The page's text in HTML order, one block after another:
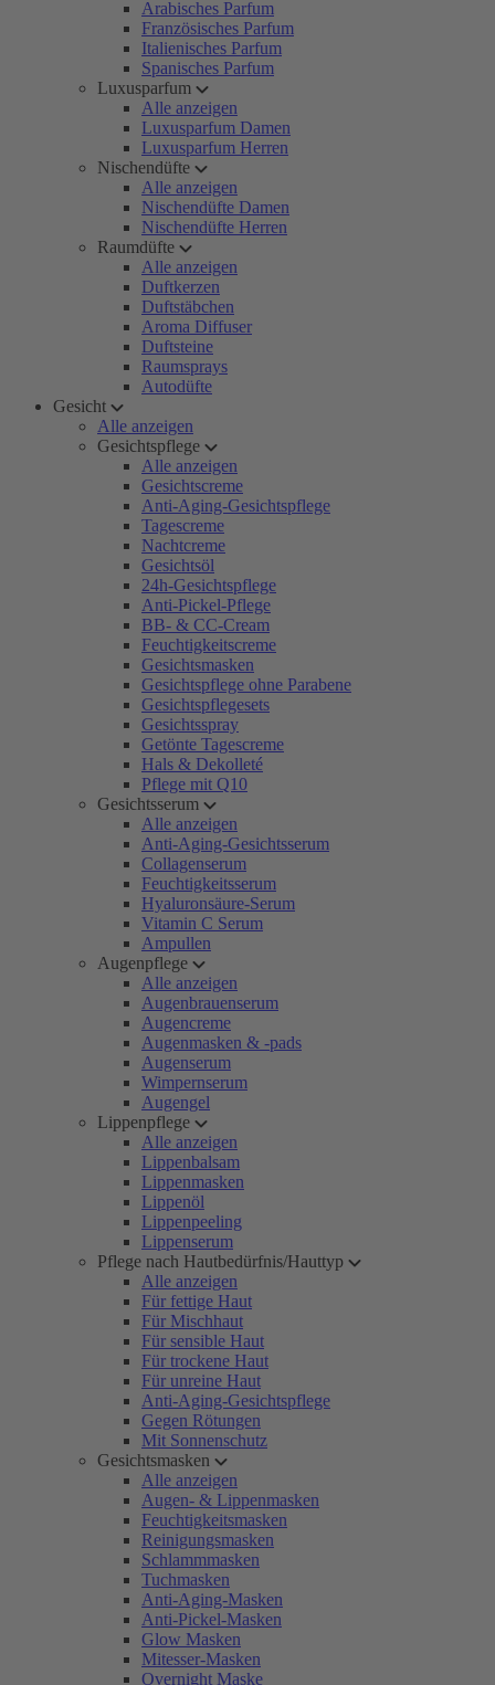
Arabisches Parfum
Französisches Parfum
Italienisches Parfum
Spanisches Parfum
Luxusparfum
Alle anzeigen
Luxusparfum Damen
Luxusparfum Herren
Nischendüfte
Alle anzeigen
Nischendüfte Damen
Nischendüfte Herren
Raumdüfte
Alle anzeigen
Duftkerzen
Duftstäbchen
Aroma Diffuser
Duftsteine
Raumsprays
Autodüfte
Gesicht
Alle anzeigen
Gesichtspflege
Alle anzeigen
Gesichtscreme
Anti-Aging-Gesichtspflege
Tagescreme
Nachtcreme
Gesichtsöl
24h-Gesichtspflege
Anti-Pickel-Pflege
BB- & CC-Cream
Feuchtigkeitscreme
Gesichtsmasken
Gesichtspflege ohne Parabene
Gesichtspflegesets
Gesichtsspray
Getönte Tagescreme
Hals & Dekolleté
Pflege mit Q10
Gesichtsserum
Alle anzeigen
Anti-Aging-Gesichtsserum
Collagenserum
Feuchtigkeitsserum
Hyaluronsäure-Serum
Vitamin C Serum
Ampullen
Augenpflege
Alle anzeigen
Augenbrauenserum
Augencreme
Augenmasken & -pads
Augenserum
Wimpernserum
Augengel
Lippenpflege
Alle anzeigen
Lippenbalsam
Lippenmasken
Lippenöl
Lippenpeeling
Lippenserum
Pflege nach Hautbedürfnis/Hauttyp
Alle anzeigen
Für fettige Haut
Für Mischhaut
Für sensible Haut
Für trockene Haut
Für unreine Haut
Anti-Aging-Gesichtspflege
Gegen Rötungen
Mit Sonnenschutz
Gesichtsmasken
Alle anzeigen
Augen- & Lippenmasken
Feuchtigkeitsmasken
Reinigungsmasken
Schlammmasken
Tuchmasken
Anti-Aging-Masken
Anti-Pickel-Masken
Glow Masken
Mitesser-Masken
Overnight Maske